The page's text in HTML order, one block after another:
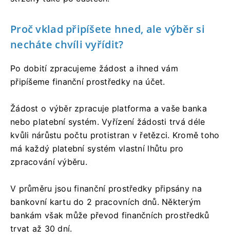
Proč vklad připíšete hned, ale výběr si
necháte chvíli vyřídit?
Po dobití zpracujeme žádost a ihned vám
připíšeme finanční prostředky na účet.
Žádost o výběr zpracuje platforma a vaše banka
nebo platební systém. Vyřízení žádosti trvá déle
kvůli nárůstu počtu protistran v řetězci. Kromě toho
má každý platební systém vlastní lhůtu pro
zpracování výběru.
V průměru jsou finanční prostředky připsány na
bankovní kartu do 2 pracovních dnů. Některým
bankám však může převod finančních prostředků
trvat až 30 dní.